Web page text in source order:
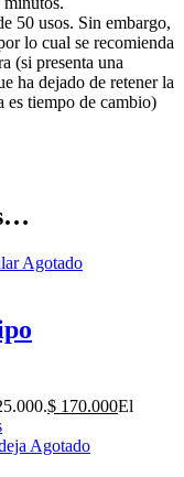
50 usos. Sin embargo,
lo cual se recomienda
(si presenta una
ha dejado de retener la
es tiempo de cambio)
Agotado
$ 170.000El
Agotado